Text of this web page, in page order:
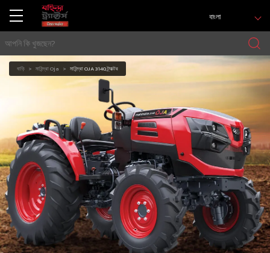
বাংলা
বাড়ি মাহিন্দ্রা Oja মাহিন্দ্রা OJA 3140 ট্র্যাক্টর